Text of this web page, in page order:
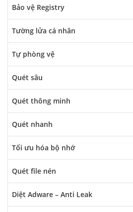
Bảo vệ Registry
Tường lửa cá nhân
Tự phòng vệ
Quét sâu
Quét thông minh
Quét nhanh
Tối ưu hóa bộ nhớ
Quét file nén
Diệt Adware – Anti Leak